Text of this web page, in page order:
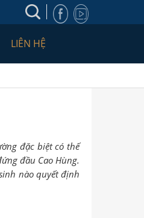
LIÊN HỆ
đặc biệt có thế
đầu Cao Hùng.
nào quyết định